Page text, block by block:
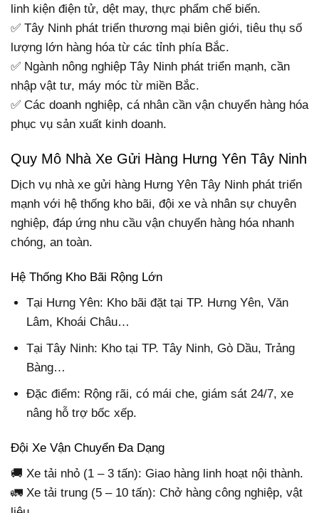
linh kiện điện tử, dệt may, thực phẩm chế biến.
✅ Tây Ninh phát triển thương mại biên giới, tiêu thụ số
lượng lớn hàng hóa từ các tỉnh phía Bắc.
✅ Ngành nông nghiệp Tây Ninh phát triển mạnh, cần
nhập vật tư, máy móc từ miền Bắc.
✅ Các doanh nghiệp, cá nhân cần vận chuyển hàng hóa
phục vụ sản xuất kinh doanh.
Quy Mô Nhà Xe Gửi Hàng Hưng Yên Tây Ninh
Dịch vụ nhà xe gửi hàng Hưng Yên Tây Ninh phát triển
mạnh với hệ thống kho bãi, đội xe và nhân sự chuyên
nghiệp, đáp ứng nhu cầu vận chuyển hàng hóa nhanh
chóng, an toàn.
Hệ Thống Kho Bãi Rộng Lớn
Tại Hưng Yên: Kho bãi đặt tại TP. Hưng Yên, Văn
Lâm, Khoái Châu…
Tại Tây Ninh: Kho tại TP. Tây Ninh, Gò Dầu, Trảng
Bàng…
Đặc điểm: Rộng rãi, có mái che, giám sát 24/7, xe
nâng hỗ trợ bốc xếp.
Đội Xe Vận Chuyển Đa Dạng
🚚 Xe tải nhỏ (1 – 3 tấn): Giao hàng linh hoạt nội thành.
🚛 Xe tải trung (5 – 10 tấn): Chở hàng công nghiệp, vật